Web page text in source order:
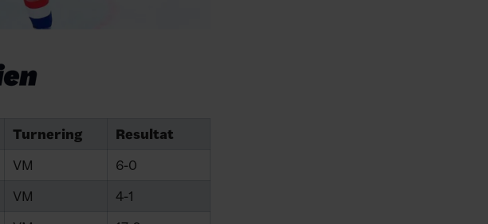
Turnering
Resultat
VM
6-0
VM
4-1